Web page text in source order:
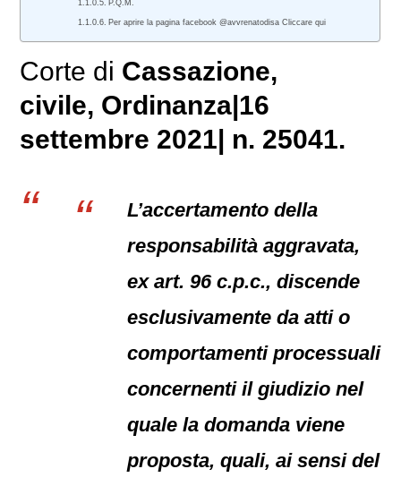
P.Q.M.
Per aprire la pagina facebook @avvrenatodisa Cliccare qui
Corte di Cassazione,
civile, Ordinanza|16
settembre 2021| n. 25041.
L’accertamento della
responsabilità aggravata,
ex art. 96 c.p.c., discende
esclusivamente da atti o
comportamenti processuali
concernenti il giudizio nel
quale la domanda viene
proposta, quali, ai sensi del